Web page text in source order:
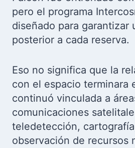
pero el programa
diseñado para garantizar
posterior a cada reserva.
Eso no significa que la
con el espacio terminara
continuó vinculada a
comunicaciones
teledetección,
observación de recursos